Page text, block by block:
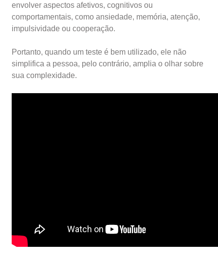
envolver aspectos afetivos, cognitivos ou
comportamentais, como ansiedade, memória, atenção,
impulsividade ou cooperação.
Portanto, quando um teste é bem utilizado, ele não
simplifica a pessoa, pelo contrário, amplia o olhar sobre
sua complexidade.